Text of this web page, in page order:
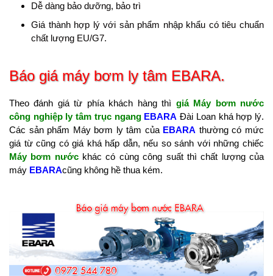
Dễ dàng bảo dưỡng, bảo trì
Giá thành hợp lý với sản phẩm nhập khẩu có tiêu chuẩn
chất lượng EU/G7.
Báo giá máy bơm ly tâm EBARA.
Theo đánh giá từ phía khách hàng thì giá Máy bơm nước
công nghiệp ly tâm trục ngang EBARA Đài Loan khá hợp lý.
Các sản phẩm Máy bơm ly tâm của EBARA thường có mức
giá từ cũng có giá khá hấp dẫn, nếu so sánh với những chiếc
Máy bơm nước khác có cùng công suất thì chất lượng của
máy EBARAcũng không hề thua kém.